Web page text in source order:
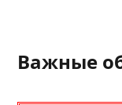
Важные